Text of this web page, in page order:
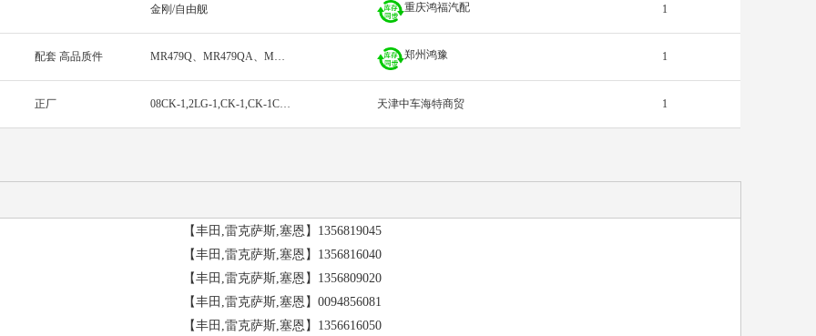
金刚/自由舰 重庆鸿福汽配 1
配套 高品质件 MR479Q、MR479QA、MR481QA、08CK-1;2LG-1;CK-1;CK-1C;CK-1D;CK-1F;GC3;GX2;HF;HP;HS;HXUAN;HXUN;HYU;HYUE 郑州鸿豫 1
正厂 08CK-1,2LG-1,CK-1,CK-1C,CK-1D,CK-1F,GC3,GX2,HF,HP, 天津中车海特商贸 1
【丰田,雷克萨斯,塞恩】1356819045
【丰田,雷克萨斯,塞恩】1356816040
【丰田,雷克萨斯,塞恩】1356809020
【丰田,雷克萨斯,塞恩】0094856081
【丰田,雷克萨斯,塞恩】1356616050